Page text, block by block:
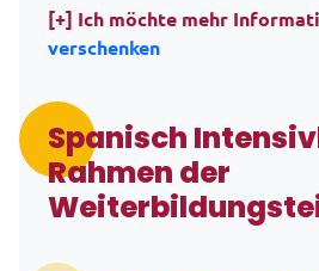
[+] Ich möchte mehr
verschenken
Spanisch
Rahmen der